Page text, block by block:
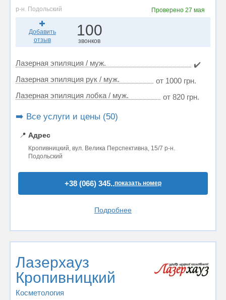
р-н. Подольский Проверено 27 мая
Добавить
отзыв
100
звонков
Лазерная эпиляция / муж.
✔️
Лазерная эпиляция рук / муж.
от 1000 грн.
Лазерная эпиляция лобка / муж.
от 820 грн.
➡️ Все услуги и цены (50)
📍 Адрес
Кропивницкий, вул. Велика Перспективна, 15/7 р-н.
Подольский
+38 (066) 345..показать номер
Подробнее
Лазерхауз
Кропивницкий
Косметология